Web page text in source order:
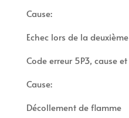
Cause:
Echec lors de la
Code erreur 5P3, cause
Cause:
Décollement de flamme